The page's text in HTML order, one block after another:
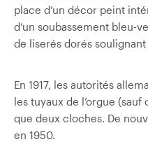
place d’un décor peint
d’un soubassement bleu-
de liserés dorés
En 1917, les autorités
les tuyaux de l’orgue
que deux cloches. De
en 1950.